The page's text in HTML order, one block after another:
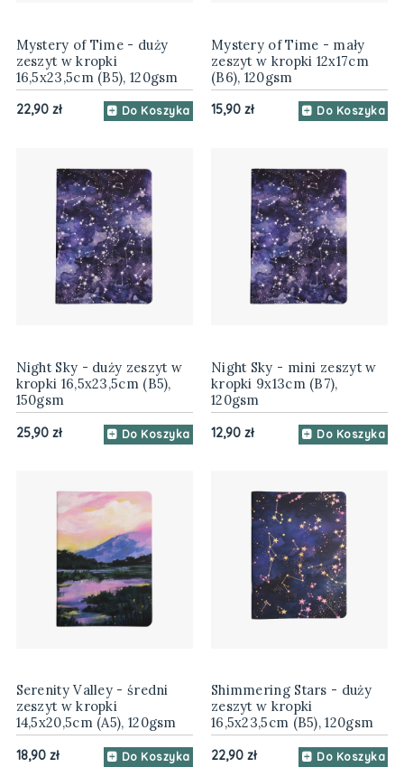
Mystery of Time - duży
zeszyt w kropki
16,5x23,5cm (B5), 120gsm
22,90 zł Do Koszyka
Mystery of Time - mały
zeszyt w kropki 12x17cm
(B6), 120gsm
15,90 zł Do Koszyka
Night Sky - duży zeszyt w
kropki 16,5x23,5cm (B5),
150gsm
25,90 zł Do Koszyka
Night Sky - mini zeszyt w
kropki 9x13cm (B7),
120gsm
12,90 zł Do Koszyka
Serenity Valley - średni
zeszyt w kropki
14,5x20,5cm (A5), 120gsm
18,90 zł Do Koszyka
Shimmering Stars - duży
zeszyt w kropki
16,5x23,5cm (B5), 120gsm
22,90 zł Do Koszyka